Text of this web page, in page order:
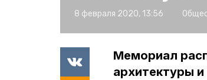
8 февраля 2020, 13:56
Мемориал
архитектуры